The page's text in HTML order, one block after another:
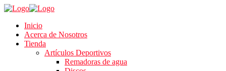
Inicio
Acerca de Nosotros
Tienda
Artículos Deportivos
Remadoras de agua